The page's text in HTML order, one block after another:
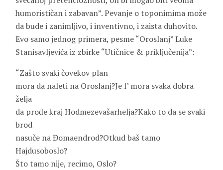
humorističan i zabavan”. Pevanje o toponimima može
da bude i zanimljivo, i inventivno, i zaista duhovito.
Evo samo jednog primera, pesme “Oroslanj” Luke
Stanisavljevića iz zbirke “Utičnice & priključenija”:
“Zašto svaki čovekov plan
mora da naleti na Oroslanj?Je l’ mora svaka dobra
želja
da prođe kraj Hodmezevašarhelja?Kako to da se svaki
brod
nasuče na Đomaendrod?Otkud baš tamo
Hajdusoboslo?
Što tamo nije, recimo, Oslo?